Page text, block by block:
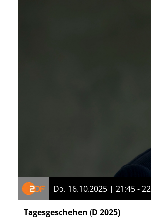
Do, 16.10.2025 | 21:45 -
Tagesgeschehen (D 2025)